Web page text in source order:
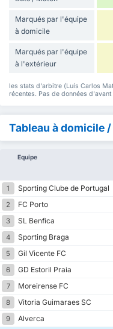
Marqués par l'équipe
à domicile
Marqués par l'équipe
à l'extérieur
les stats d'arbitre (Luí­s Carlos
récentes. Pas de données d'avant
Tableau à domicile
Equipe
1 Sporting Clube de Portugal
2
FC Porto
3
SL Benfica
4
Sporting Braga
5
Gil Vicente FC
6
GD Estoril Praia
7
Moreirense FC
8
Vitoria Guimaraes SC
9
Alverca